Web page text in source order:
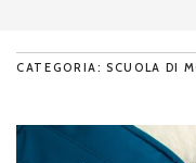
CATEGORIA: SCUOLA DI